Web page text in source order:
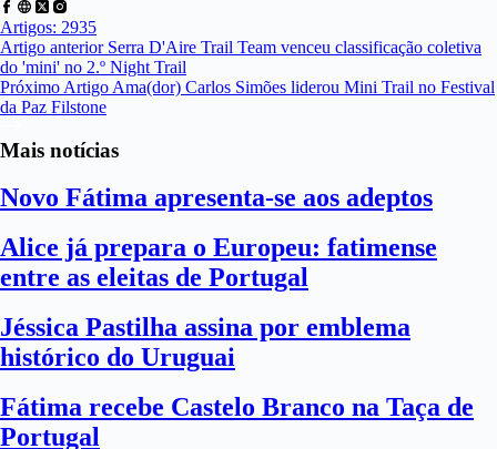
Artigos: 2935
Artigo anterior Serra D'Aire Trail Team venceu classificação coletiva
do 'mini' no 2.º Night Trail
Próximo Artigo Ama(dor) Carlos Simões liderou Mini Trail no Festival
da Paz Filstone
Mais notícias
Novo Fátima apresenta-se aos adeptos
Alice já prepara o Europeu: fatimense
entre as eleitas de Portugal
Jéssica Pastilha assina por emblema
histórico do Uruguai
Fátima recebe Castelo Branco na Taça de
Portugal